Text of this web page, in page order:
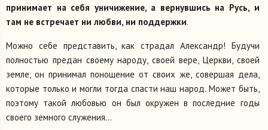
принимает на себя уничижение, а вернувшись на Русь, и
там не встречает ни любви, ни поддержки.
Можно себе представить, как страдал Александр! Будучи
полностью предан своему народу, своей вере, Церкви, своей
земле, он принимал поношение от своих же, совершая дела,
которые только и могли тогда спасти наш народ. Может быть,
поэтому такой любовью он был окружен в последние годы
своего земного служения...